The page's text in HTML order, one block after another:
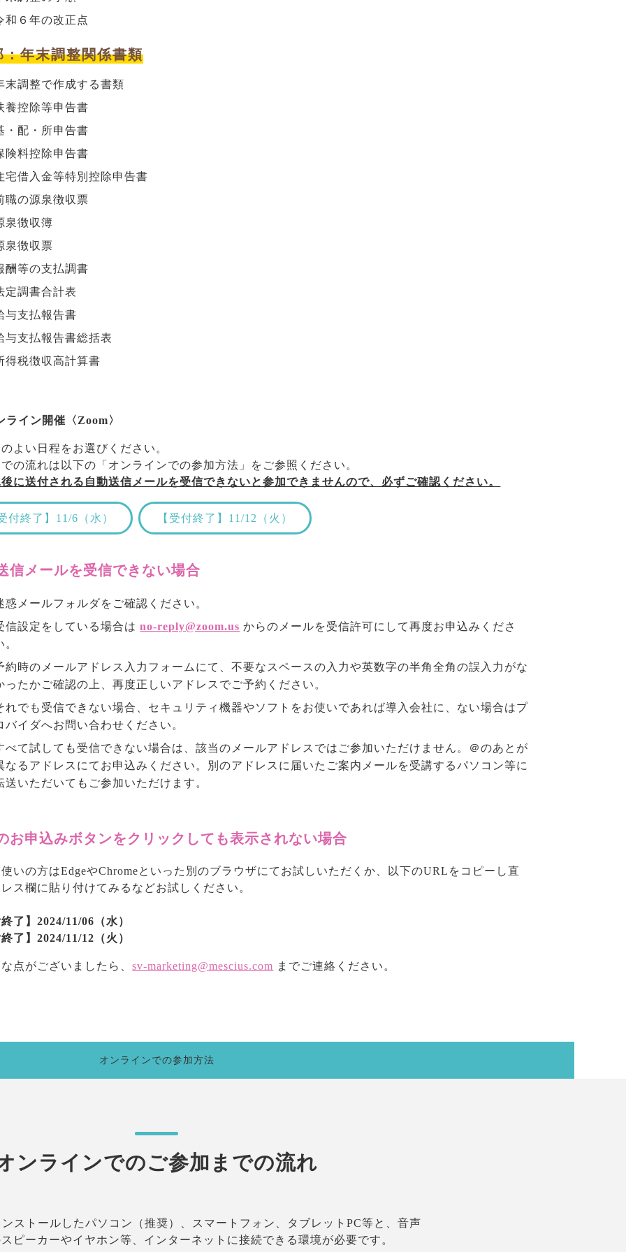
和６年の改正点
：年末調整関係書類
末調整で作成する書類
養控除等申告書
・配・所申告書
険料控除申告書
宅借入金等特別控除申告書
職の源泉徴収票
泉徴収簿
泉徴収票
酬等の支払調書
定調書合計表
与支払報告書
与支払報告書総括表
得税徴収高計算書
ライン開催〈Zoom〉
よい日程をお選びください。
の流れは以下の「オンラインでの参加方法」をご参照ください。
に送付される自動送信メールを受信できないと参加できませんので、必ずご確認ください。
付終了】11/6（水） 【受付終了】11/12（火）
信メールを受信できない場合
惑メールフォルダをご確認ください。
信設定をしている場合はno-reply@zoom.us からのメールを受信許可にして再度お申込みくださ
。
約時のメールアドレス入力フォームにて、不要なスペースの入力や英数字の半角全角の誤入力がな
ったかご確認の上、再度正しいアドレスでご予約ください。
れでも受信できない場合、セキュリティ機器やソフトをお使いであれば導入会社に、ない場合はプ
バイダへお問い合わせください。
べて試しても受信できない場合は、該当のメールアドレスではご参加いただけません。＠のあとが
なるアドレスにてお申込みください。別のアドレスに届いたご案内メールを受講するパソコン等に
送いただいてもご参加いただけます。
お申込みボタンをクリックしても表示されない場合
いの方はEdgeやChromeといった別のブラウザにてお試しいただくか、以下のURLをコピーし直
ス欄に貼り付けてみるなどお試しください。
了】2024/11/06（水）
了】2024/11/12（火）
点がございましたら、sv-marketing@mescius.com までご連絡ください。
オンラインでの参加方法
ンラインでのご参加までの流れ
ストールしたパソコン（推奨）、スマートフォン、タブレットPC等と、音声
ピーカーやイヤホン等、インターネットに接続できる環境が必要です。